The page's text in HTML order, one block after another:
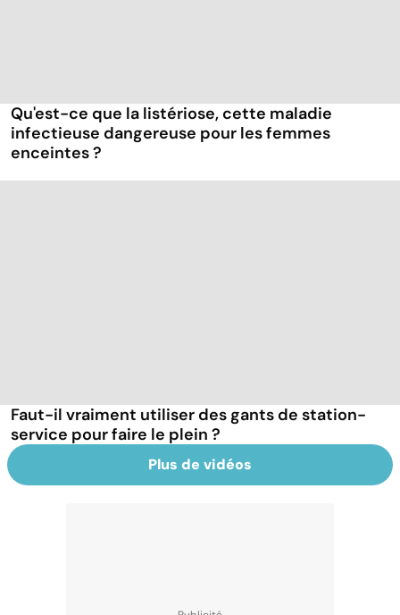
Qu'est-ce que la listériose, cette maladie
infectieuse dangereuse pour les femmes
enceintes ?
Faut-il vraiment utiliser des gants de station-
service pour faire le plein ?
Plus de vidéos